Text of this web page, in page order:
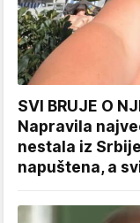
SVI BRUJE O
Napravila
nestala iz
napuštena, a